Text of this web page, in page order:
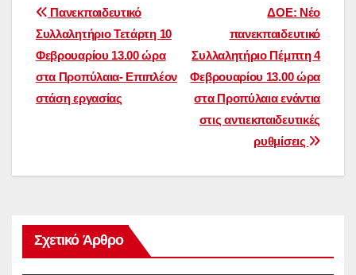
Πλοήγηση
άρθρων
ΔΟΕ: Νέο
πανεκπαιδευτικό
Συλλαλητήριο Πέμπτη 4
Φεβρουαρίου 13.00 ώρα
στα Προπύλαια ενάντια
στις αντιεκπαιδευτικές
ρυθμίσεις
Πανεκπαιδευτικό
Συλλαλητήριο Τετάρτη 10
Φεβρουαρίου 13.00 ώρα
στα Προπύλαια- Επιπλέον
στάση εργασίας
Σχετικό Άρθρο